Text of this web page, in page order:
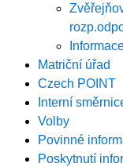
Matriční úřad
Czech POINT
Interní
Volby
Povinné
Poskytnutí